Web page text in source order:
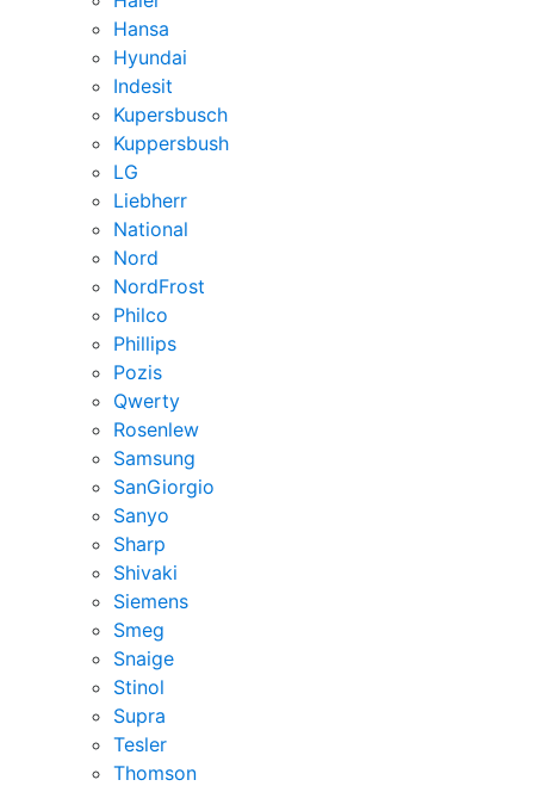
Hansa
Hyundai
Indesit
Kupersbusch
Kuppersbush
LG
Liebherr
National
Nord
NordFrost
Philco
Phillips
Pozis
Qwerty
Rosenlew
Samsung
SanGiorgio
Sanyo
Sharp
Shivaki
Siemens
Smeg
Snaige
Stinol
Supra
Tesler
Thomson